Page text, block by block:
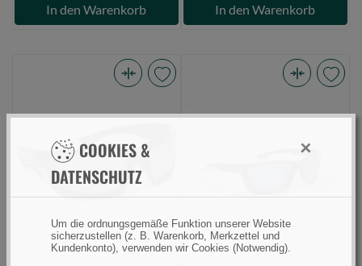
COOKIES &
DATENSCHUTZ
×
Um die ordnungsgemäße Funktion unserer Website
sicherzustellen (z. B. Warenkorb, Merkzettel und
Kundenkonto), verwenden wir Cookies (Notwendig).
In den Warenkorb In den Warenkorb
Sunglass
Eyewear
(Bild
0)